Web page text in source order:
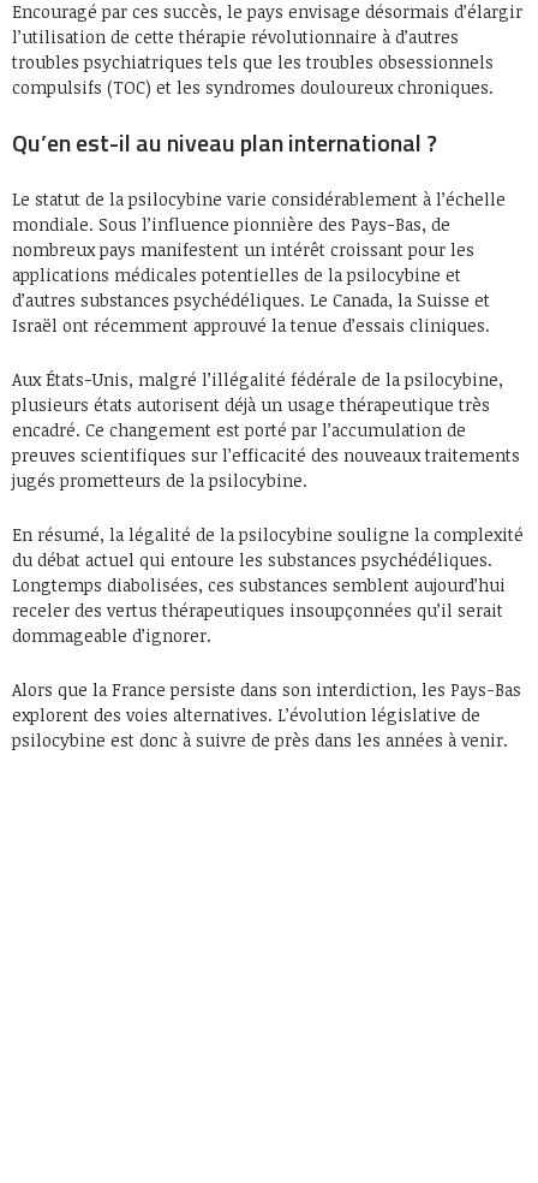
Encouragé par ces succès, le pays envisage désormais d’élargir
l’utilisation de cette thérapie révolutionnaire à d’autres
troubles psychiatriques tels que les troubles obsessionnels
compulsifs (TOC) et les syndromes douloureux chroniques.
Qu’en est-il au niveau plan international ?
Le statut de la psilocybine varie considérablement à l’échelle
mondiale. Sous l’influence pionnière des Pays-Bas, de
nombreux pays manifestent un intérêt croissant pour les
applications médicales potentielles de la psilocybine et
d’autres substances psychédéliques. Le Canada, la Suisse et
Israël ont récemment approuvé la tenue d’essais cliniques.
Aux États-Unis, malgré l’illégalité fédérale de la psilocybine,
plusieurs états autorisent déjà un usage thérapeutique très
encadré. Ce changement est porté par l’accumulation de
preuves scientifiques sur l’efficacité des nouveaux traitements
jugés prometteurs de la psilocybine.
En résumé, la légalité de la psilocybine souligne la complexité
du débat actuel qui entoure les substances psychédéliques.
Longtemps diabolisées, ces substances semblent aujourd’hui
receler des vertus thérapeutiques insoupçonnées qu’il serait
dommageable d’ignorer.
Alors que la France persiste dans son interdiction, les Pays-Bas
explorent des voies alternatives. L’évolution législative de
psilocybine est donc à suivre de près dans les années à venir.